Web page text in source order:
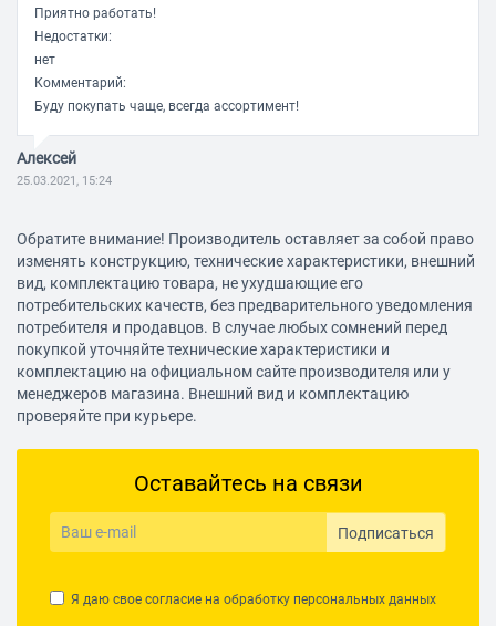
Приятно работать!
Недостатки:
нет
Комментарий:
Буду покупать чаще, всегда ассортимент!
Алексей
25.03.2021, 15:24
Достоинства:
Недостатки:
временами тарахтит
Имя не указано
25.03.2021, 15:24
НАПИСАТЬ ОТЗЫВ
Обратите внимание! Производитель оставляет за собой право
изменять конструкцию, технические характеристики, внешний
вид, комплектацию товара, не ухудшающие его
потребительских качеств, без предварительного уведомления
потребителя и продавцов. В случае любых сомнений перед
покупкой уточняйте технические характеристики и
комплектацию на официальном сайте производителя или у
менеджеров магазина. Внешний вид и комплектацию
проверяйте при курьере.
Оставайтесь на связи
Подписаться
Я даю свое согласие на обработку персональных данных